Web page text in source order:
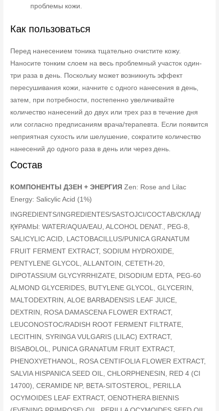
проблемы кожи.
Как пользоваться
Перед нанесением тоника тщательно очистите кожу.
Наносите тонким слоем на весь проблемный участок один-
три раза в день. Поскольку может возникнуть эффект
пересушивания кожи, начните с одного нанесения в день,
затем, при потребности, постепенно увеличивайте
количество нанесений до двух или трех раз в течение дня
или согласно предписаниям врача/терапевта. Если появится
неприятная сухость или шелушение, сократите количество
нанесений до одного раза в день или через день.
Состав
КОМПОНЕНТЫ ДЗЕН + ЭНЕРГИЯ Zen: Rose and Lilac
Energy: Salicylic Acid (1%)
INGREDIENTS/INGREDIENTES/SASTOJCI/СОСТАВ/СКЛАД/
ҚҰРАМЫ: WATER/AQUA/EAU, ALCOHOL DENAT., PEG-8,
SALICYLIC ACID, LACTOBACILLUS/PUNICA GRANATUM
FRUIT FERMENT EXTRACT, SODIUM HYDROXIDE,
PENTYLENE GLYCOL, ALLANTOIN, CETETH-20,
DIPOTASSIUM GLYCYRRHIZATE, DISODIUM EDTA, PEG-60
ALMOND GLYCERIDES, BUTYLENE GLYCOL, GLYCERIN,
MALTODEXTRIN, ALOE BARBADENSIS LEAF JUICE,
DEXTRIN, ROSA DAMASCENA FLOWER EXTRACT,
LEUCONOSTOC/RADISH ROOT FERMENT FILTRATE,
LECITHIN, SYRINGA VULGARIS (LILAC) EXTRACT,
BISABOLOL, PUNICA GRANATUM FRUIT EXTRACT,
PHENOXYETHANOL, ROSA CENTIFOLIA FLOWER EXTRACT,
SALVIA HISPANICA SEED OIL, CHLORPHENESIN, RED 4 (CI
14700), CERAMIDE NP, BETA-SITOSTEROL, PERILLA
OCYMOIDES LEAF EXTRACT, OENOTHERA BIENNIS